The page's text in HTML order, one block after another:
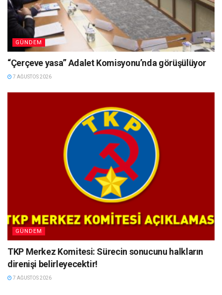
GÜNDEM
“Çerçeve yasa” Adalet Komisyonu’nda görüşülüyor
7 AĞUSTOS 2026
GÜNDEM
TKP Merkez Komitesi: Sürecin sonucunu halkların
direnişi belirleyecektir!
7 AĞUSTOS 2026